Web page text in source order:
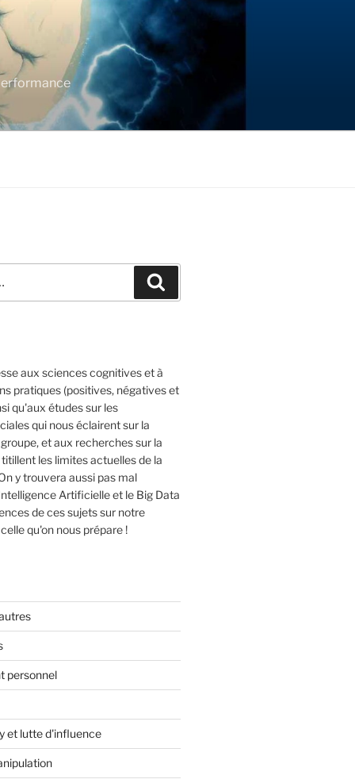
aux sciences cognitives et à
pratiques (positives, négatives et
qu'aux études sur les
qui nous éclairent sur la
et aux recherches sur la
les limites actuelles de la
y trouvera aussi pas mal
Artificielle et le Big Data
de ces sujets sur notre
qu'on nous prépare !
personnel
et lutte d'influence